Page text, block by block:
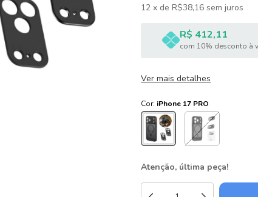
12 x de R$38,16 sem juros
R$ 412,11
com 10% desconto à
Ver mais detalhes
Cor: iPhone 17 PRO
Atenção, última peça!